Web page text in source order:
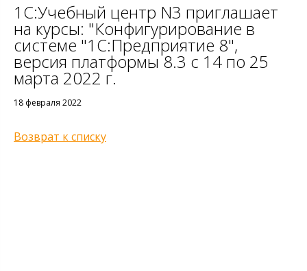
1С:Учебный центр N3 приглашает
на курсы: "Конфигурирование в
системе "1С:Предприятие 8",
версия платформы 8.3 с 14 по 25
марта 2022 г.
18 февраля 2022
Возврат к списку